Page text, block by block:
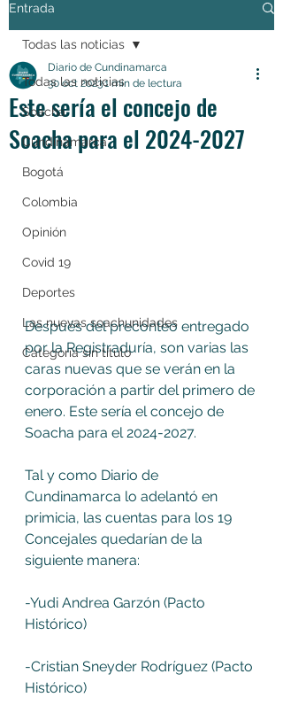
Entrada
Todas las noticias
Soacha
Cundinamarca
Bogotá
Colombia
Opinión
Covid 19
Deportes
Las nuevas soachunidades
Categoría sin título
Todas las noticias
Este sería el concejo de
Soacha para el 2024-2027
Diario de Cundinamarca
30 oct 20231 min de lectura
Después del preconteo entregado
por la Registraduría, son varias las
caras nuevas que se verán en la
corporación a partir del primero de
enero. Este sería el concejo de
Soacha para el 2024-2027.
Tal y como Diario de
Cundinamarca lo adelantó en
primicia, las cuentas para los 19
Concejales quedarían de la
siguiente manera:
-Yudi Andrea Garzón (Pacto
Histórico)
-Cristian Sneyder Rodríguez (Pacto
Histórico)